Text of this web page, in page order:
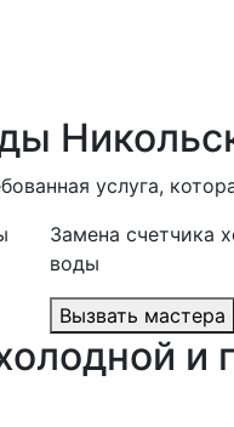
услуга,
Замена счетчика
воды
Вызвать мастера
и